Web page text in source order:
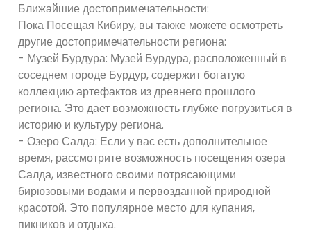
Ближайшие достопримечательности:
Пока Посещая Кибиру, вы также можете осмотреть
другие достопримечательности региона:
- Музей Бурдура: Музей Бурдура, расположенный в
соседнем городе Бурдур, содержит богатую
коллекцию артефактов из древнего прошлого
региона. Это дает возможность глубже погрузиться в
историю и культуру региона.
- Озеро Салда: Если у вас есть дополнительное
время, рассмотрите возможность посещения озера
Салда, известного своими потрясающими
бирюзовыми водами и первозданной природной
красотой. Это популярное место для купания,
пикников и отдыха.